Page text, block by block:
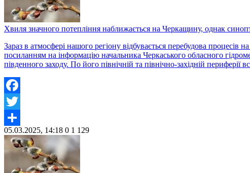
Хвиля значного потепління наближається на Черкащину, однак
Зараз в атмосфері нашого регіону відбувається перебудова
посиланням на інформацію начальника Черкаського обласного
південного заходу. По його північній та північно-західній
Facebook
Twitter
Share
05.03.2025, 14:18 0 1 129